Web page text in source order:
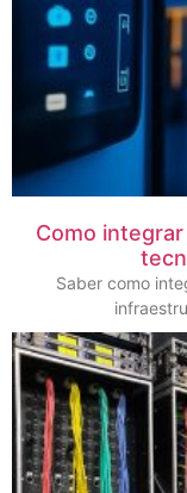
Como
Saber como